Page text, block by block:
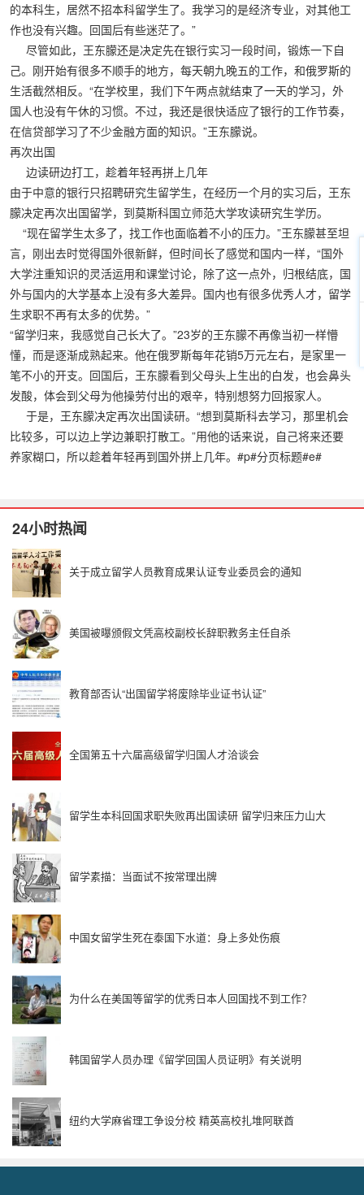
的本科生，居然不招本科留学生了。我学习的是经济专业，对其他工
作也没有兴趣。回国后有些迷茫了。”
尽管如此，王东朦还是决定先在银行实习一段时间，锻炼一下自
己。刚开始有很多不顺手的地方，每天朝九晚五的工作，和俄罗斯的
生活截然相反。“在学校里，我们下午两点就结束了一天的学习，外
国人也没有午休的习惯。不过，我还是很快适应了银行的工作节奏，
在信贷部学习了不少金融方面的知识。”王东朦说。
再次出国
边读研边打工，趁着年轻再拼上几年
由于中意的银行只招聘研究生留学生，在经历一个月的实习后，王东
朦决定再次出国留学，到莫斯科国立师范大学攻读研究生学历。
“现在留学生太多了，找工作也面临着不小的压力。”王东朦甚至坦
言，刚出去时觉得国外很新鲜，但时间长了感觉和国内一样，“国外
大学注重知识的灵活运用和课堂讨论，除了这一点外，归根结底，国
外与国内的大学基本上没有多大差异。国内也有很多优秀人才，留学
生求职不再有太多的优势。”
“留学归来，我感觉自己长大了。”23岁的王东朦不再像当初一样懵
懂，而是逐渐成熟起来。他在俄罗斯每年花销5万元左右，是家里一
笔不小的开支。回国后，王东朦看到父母头上生出的白发，也会鼻头
发酸，体会到父母为他操劳付出的艰辛，特别想努力回报家人。
于是，王东朦决定再次出国读研。“想到莫斯科去学习，那里机会
比较多，可以边上学边兼职打散工。”用他的话来说，自己将来还要
养家糊口，所以趁着年轻再到国外拼上几年。#p#分页标题#e#
24小时热闻
关于成立留学人员教育成果认证专业委员会的通知
美国被曝颁假文凭高校副校长辞职教务主任自杀
教育部否认“出国留学将废除毕业证书认证”
全国第五十六届高级留学归国人才洽谈会
留学生本科回国求职失败再出国读研 留学归来压力山大
留学素描：当面试不按常理出牌
中国女留学生死在泰国下水道：身上多处伤痕
为什么在美国等留学的优秀日本人回国找不到工作？
韩国留学人员办理《留学回国人员证明》有关说明
纽约大学麻省理工争设分校 精英高校扎堆阿联酋